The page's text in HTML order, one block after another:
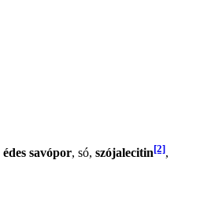
édes savópor, só, szójalecitin[2],